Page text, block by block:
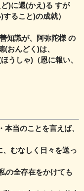
)に還(かえ)る すが
ること)の成就）
知識が、
阿弥陀様 の
おんどく)は、
うしゃ)（恩に報い、
本当のことを言えば、
むなしく日々を送っ
の全存在をかけても